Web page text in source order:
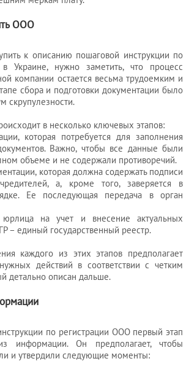
ООО
к описанию пошаговой инструкции по
Украине, нужно заметить, что процесс
компании остается весьма трудоемким и
сбора и подготовки документации было
скрупулезности.
в несколько ключевых этапов:
которая потребуется для заполнения
Важно, чтобы все данные были
объеме и не содержали противоречий.
которая должна содержать подписи
а, кроме того, заверяется в
Ее последующая передача в орган
на учет и внесение актуальных
– единый государственный реестр.
каждого из этих этапов предполагает
действий в соответствии с четким
детально описан дальше.
по регистрации ООО первый этап
информации. Он предполагает, чтобы
и утвердили следующие моменты: